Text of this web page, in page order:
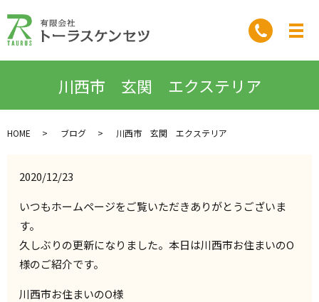
川西市 玄関 エクステリア
HOME ブログ 川西市 玄関 エクステリア
2020/12/23
いつもホームページをご覧いただきありがとうございま
す。
久しぶりの更新になりました。本日は川西市お住まいのO
様のご紹介です。
川西市お住まいのO様